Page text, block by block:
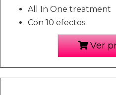
All In One treatment
Con 10 efectos
Ver